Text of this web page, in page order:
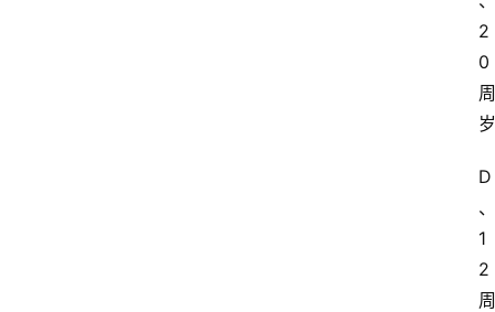
2
0
周
岁
D
、
1
2
周